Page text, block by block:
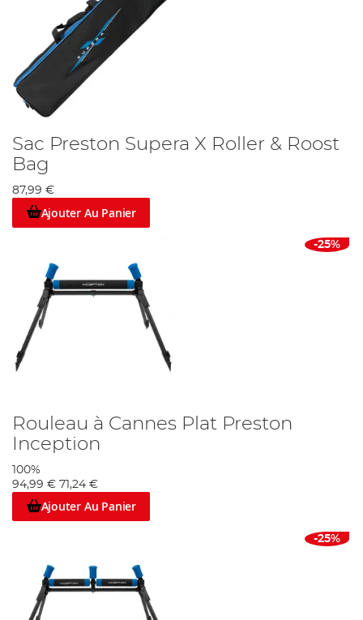
Sac Preston Supera X Roller & Roost
Bag
87,99 €
Ajouter Au Panier
-25%
Rouleau à Cannes Plat Preston
Inception
100%
94,99 € 71,24 €
Ajouter Au Panier
-25%